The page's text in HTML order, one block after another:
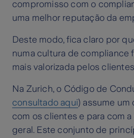
compromisso com o
uma melhor reputação da
Deste modo, fica claro por
numa cultura de compliance
mais valorizada pelos
Na Zurich, o Código de
consultado aqui) assume um
com os clientes e para com
geral. Este conjunto de